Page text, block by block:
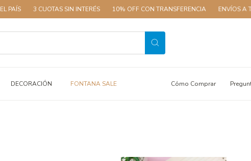
3 CUOTAS SIN INTERÉS 10% OFF CON TRANSFERENCIA ENVÍOS A TODO EL
DECORACIÓN FONTANA SALE Cómo Comprar